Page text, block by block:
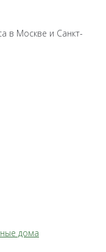
в Москве и Санкт-
дома